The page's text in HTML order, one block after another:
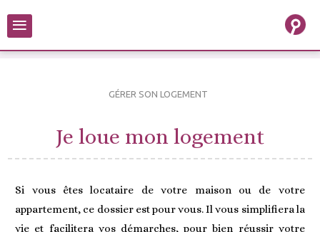
≡
GÉRER SON LOGEMENT
Je loue mon logement
Si vous êtes locataire de votre maison ou de votre
appartement, ce dossier est pour vous. Il vous simplifiera la
vie et facilitera vos démarches, pour bien réussir votre